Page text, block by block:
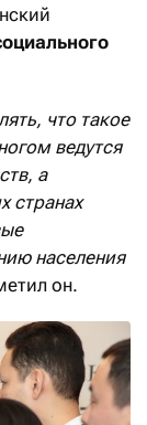
что такое
ведутся
а
странах
населения
он.